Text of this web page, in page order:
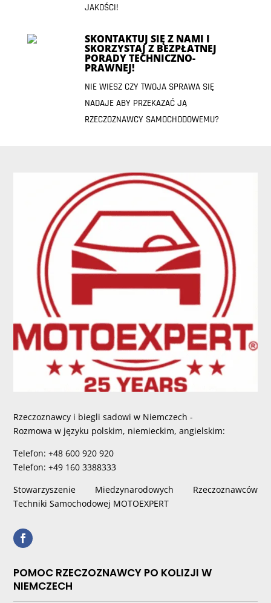
JAKOŚCI!
SKONTAKTUJ SIĘ Z NAMI I
SKORZYSTAJ Z BEZPŁATNEJ
PORADY TECHNICZNO-
PRAWNEJ!
NIE WIESZ CZY TWOJA SPRAWA SIĘ
NADAJE ABY PRZEKAZAĆ JĄ
RZECZOZNAWCY SAMOCHODOWEMU?
Rzeczoznawcy i biegli sadowi w Niemczech -
Rozmowa w języku polskim, niemieckim, angielskim:
Telefon: +48 600 920 920
Telefon: +49 160 3388333
Stowarzyszenie Miedzynarodowych Rzeczoznawców
Techniki Samochodowej MOTOEXPERT
POMOC RZECZOZNAWCY PO KOLIZJI W
NIEMCZECH